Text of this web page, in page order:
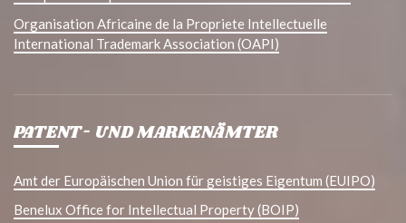
Organisation Africaine de la Propriete Intellectuelle
International Trademark Association (OAPI)
PATENT- UND MARKENÄMTER
Amt der Europäischen Union für geistiges Eigentum (EUIPO)
Benelux Office for Intellectual Property (BOIP)